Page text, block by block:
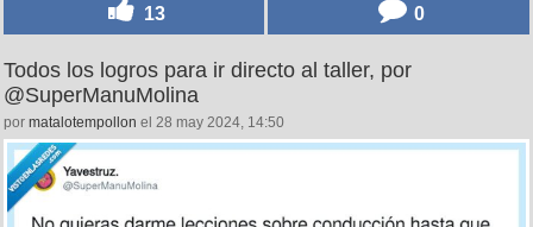
13 0
Todos los logros para ir directo al taller, por
@SuperManuMolina
por matalotempollon el 28 may 2024, 14:50